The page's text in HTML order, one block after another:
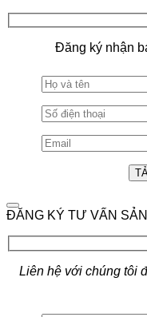
Đăng ký nhận
ĐĂNG KÝ TƯ VẤN
Liên hệ với chúng tôi